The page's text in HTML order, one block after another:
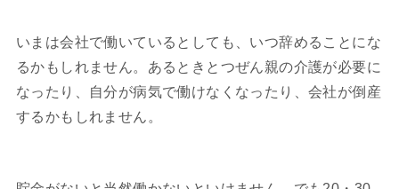
いまは会社で働いているとしても、いつ辞めることにな
るかもしれません。あるときとつぜん親の介護が必要に
なったり、自分が病気で働けなくなったり、会社が倒産
するかもしれません。